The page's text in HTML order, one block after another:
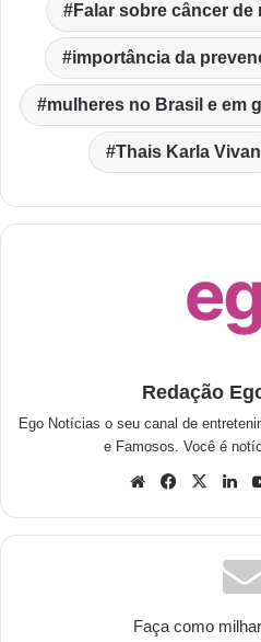
Falar sobre câncer de
importância da
mulheres no Brasil e em
Thais Karla Vivan
Redação
Ego Notícias o seu canal de
e Famosos. Você é
Faça como